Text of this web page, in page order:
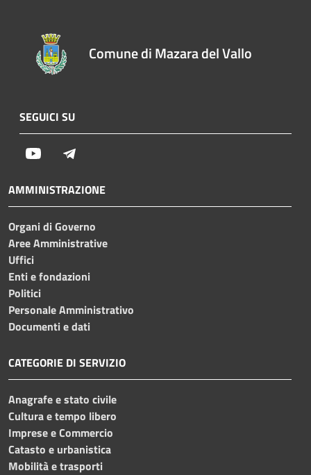
Comune di Mazara del Vallo
SEGUICI SU
Youtube
AMMINISTRAZIONE
Organi di Governo
Aree Amministrative
Uffici
Enti e fondazioni
Politici
Personale Amministrativo
Documenti e dati
CATEGORIE DI SERVIZIO
Anagrafe e stato civile
Cultura e tempo libero
Imprese e Commercio
Catasto e urbanistica
Mobilità e trasporti